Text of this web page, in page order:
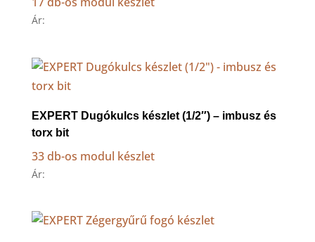
Ár:
EXPERT Dugókulcs készlet (1/2″) – imbusz és
torx bit
33 db-os modul készlet
Ár: